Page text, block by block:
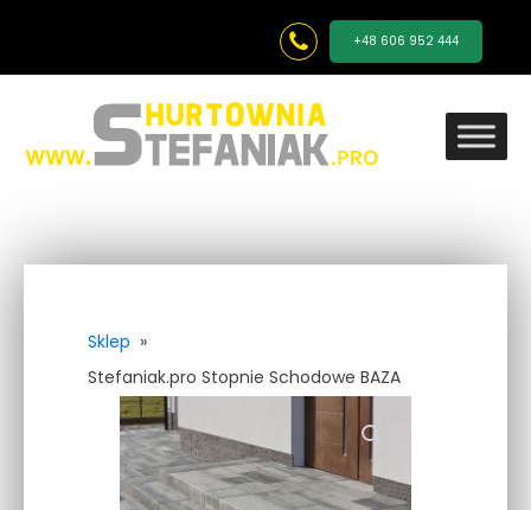
+48 606 952 444
Sklep »
Stefaniak.pro Stopnie Schodowe BAZA